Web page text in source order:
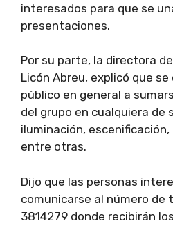
interesados para que se
presentaciones.
Por su parte, la directora
Licón Abreu, explicó que
público en general a
del grupo en cualquiera de
iluminación,
entre otras.
Dijo que las personas
comunicarse al número de
3814279 donde recibirán